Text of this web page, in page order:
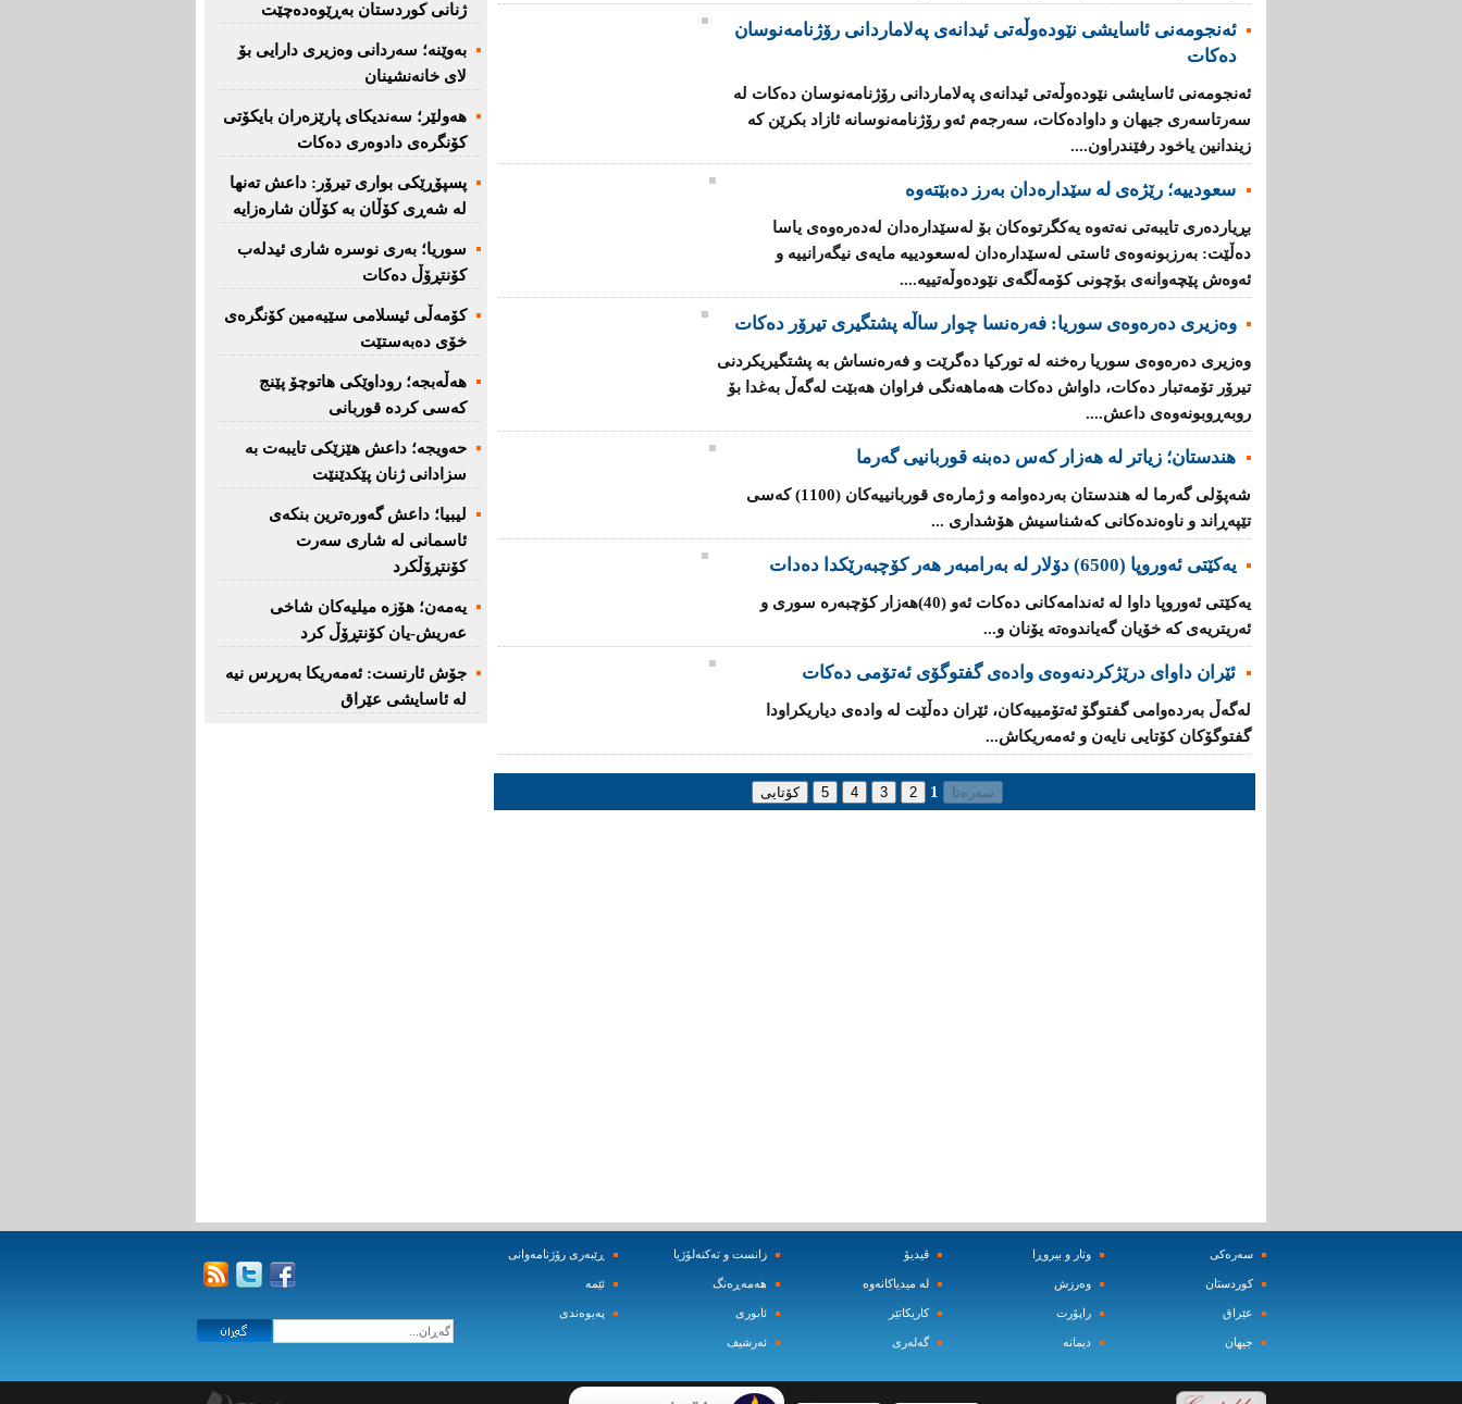
ئه‌نجومه‌نی ئاسایشی نێوده‌وڵه‌تی ئیدانه‌ی په‌لاماردانی رۆژنامه‌نوسان
ده‌كات
ئه‌نجومه‌نی ئاسایشی نێوده‌وڵه‌تی ئیدانه‌ی په‌لاماردانی رۆژنامه‌نوسان ده‌كات له‌
سه‌رتاسه‌ری جیهان و داواده‌كات، سه‌رجه‌م ئه‌و رۆژنامه‌نوسانه‌ ئازاد بكرێن كه‌
زیندانین یاخود رفێندراون....
سعودییە؛ رێژەی لە سێدارەدان بەرز دەبێتەوە
بڕیارده‌ری تایبه‌تی نه‌ته‌وه‌ یه‌كگرتوه‌كان بۆ له‌سێداره‌دان له‌ده‌ره‌وه‌ی یاسا
ده‌ڵێت: به‌رزبونه‌وه‌ی ئاستی له‌سێداره‌دان له‌سعودییه‌ مایه‌ی نیگه‌رانییه‌ و
ئه‌وه‌ش پێچه‌وانه‌ی بۆچونی كۆمه‌ڵگه‌ی‌ نێوده‌وڵه‌تییه‌....
وەزیری دەرەوەی سوریا: فه‌ره‌نسا چوار ساڵه‌ پشتگیری تیرۆر ده‌كات
وه‌زیری ده‌ره‌وه‌ی سوریا ره‌خنه‌ له‌ توركیا ده‌گرێت و فه‌ره‌نساش به‌ پشتگیریكردنی
تیرۆر تۆمه‌تبار ده‌كات، داواش ده‌كات هه‌ماهه‌نگی فراوان هه‌بێت له‌گه‌ڵ به‌غدا بۆ
روبه‌ڕوبونه‌وه‌ی داعش....
هندستان؛ زیاتر لە هەزار کەس دەبنە قوربانیی گەرما
شه‌پۆلی‌ گه‌رما له‌ هندستان به‌رده‌وامه‌ و ژماره‌ی‌ قوربانییه‌كان (1100) کەسی
تێپه‌ڕاند و ناوه‌نده‌كانی‌ كه‌شناسیش هۆشداری‌ ...
یه‌كێتی‌ ئه‌وروپا (6500) دۆلار له‌ به‌رامبه‌ر هه‌ر كۆچبه‌رێكدا ده‌دات
یه‌كێتی‌ ئه‌وروپا داوا له‌ ئه‌ندامه‌كانی‌ ده‌كات ئه‌و (40)هه‌زار كۆچبه‌ره‌ سوری‌ و
ئه‌ریتریه‌ی‌ کە خۆیان گه‌یاندوه‌ته‌ یۆنان و...
ئێران داوای‌ درێژكردنه‌وه‌ی‌ واده‌ی‌ گفتوگۆی ئەتۆمی ده‌كات
له‌گه‌ڵ به‌رده‌وامی‌ گفتوگۆ ئه‌تۆمییه‌كان، ئێران ده‌ڵێت له‌ واده‌ی‌ دیاریكراودا
گفتوگۆكان كۆتایی‌ نایه‌ن و ئەمەریکاش...
1
ژنانی كوردستان بەڕێوەدەچێت
بەوێنە؛ سەردانی وەزیری دارایی بۆ
لای خانەنشینان
هەولێر؛ سەندیكای پارێزەران بایكۆتی
كۆنگرەی دادوەری دەكات
پسپۆڕێكی بواری تیرۆر: داعش تەنها
لە شەڕی كۆڵان بە كۆڵان شارەزایە
سوریا؛ بەری نوسرە شاری ئیدلەب
كۆنتڕۆڵ دەكات
كۆمەڵی ئیسلامی سێیەمین كۆنگرەی
خۆی دەبەستێت
هەڵەبجە؛ روداوێکی هاتوچۆ پێنج
کەسی کردە قوربانی
حەویجە؛ داعش هێزێكی تایبەت بە
سزادانی ژنان پێكدێنێت
لیبیا؛ داعش گەورەترین بنكەی
ئاسمانی لە شاری سەرت
کۆنتڕۆڵکرد
یەمەن؛ هۆزە میلیەكان شاخی
عەریش-یان كۆنتڕۆڵ كرد
جۆش ئارنست: ئەمەریكا بەرپرس نیە
لە ئاسایشی عێراق
سه‌ره‌کی
کوردستان
عێراق
جیهان
وتار و بیروڕا
وه‌رزش‌
راپۆرت
دیمانه‌
ڤیدیۆ
له‌ میدیاکانه‌وه‌
کاریکاتێر
گه‌له‌ری
زانست و ته‌کنه‌لۆژیا
هه‌مه‌ڕه‌نگ
ئابوری
ئه‌رشیف
ڕێبه‌ری رۆژنامه‌وانی
ئێمه‌
په‌یوه‌ندی